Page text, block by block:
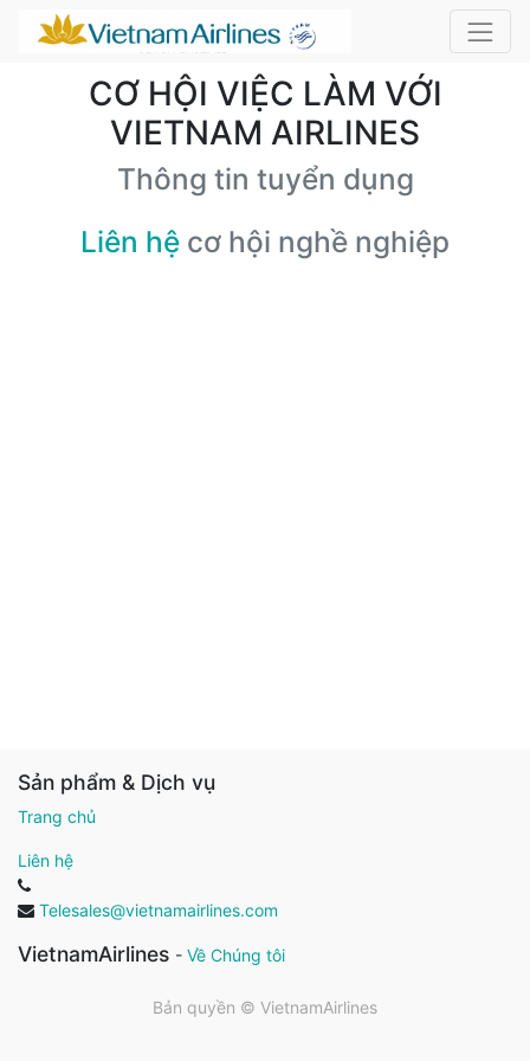
CƠ HỘI VIỆC LÀM VỚI
VIETNAM AIRLINES
Thông tin tuyển dụng
Liên hệ cơ hội nghề nghiệp
Sản phẩm & Dịch vụ
Trang chủ
Liên hệ
Telesales@vietnamairlines.com
VietnamAirlines - Về Chúng tôi
Bản quyền © VietnamAirlines